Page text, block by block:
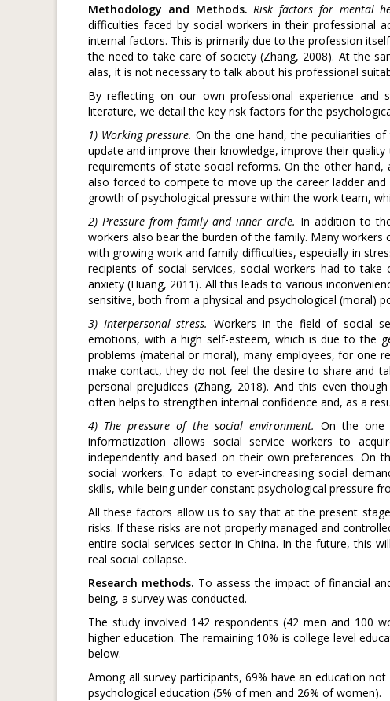
Methodology and Methods.Risk factors for mental
difficulties faced by social workers in their professional
internal factors. This is primarily due to the profession
the need to take care of society (Zhang, 2008). At the
alas, it is not necessary to talk about his professional
By reflecting on our own professional experience and
literature, we detail the key risk factors for the
1) Working pressure. On the one hand, the peculiarities
update and improve their knowledge, improve their
requirements of state social reforms. On the other
also forced to compete to move up the career ladder
growth of psychological pressure within the work team,
2) Pressure from family and inner circle. In addition to
workers also bear the burden of the family. Many
with growing work and family difficulties, especially in
recipients of social services, social workers had to
anxiety (Huang, 2011). All this leads to various
sensitive, both from a physical and psychological (moral)
3) Interpersonal stress. Workers in the field of social
emotions, with a high self-esteem, which is due to the
problems (material or moral), many employees, for one
make contact, they do not feel the desire to share and
personal prejudices (Zhang, 2018). And this even
often helps to strengthen internal confidence and, as a
4) The pressure of the social environment. On the one
informatization allows social service workers to
independently and based on their own preferences. On
social workers. To adapt to ever-increasing social
skills, while being under constant psychological pressure
All these factors allow us to say that at the present
risks. If these risks are not properly managed and
entire social services sector in China. In the future, this
real social collapse.
Research methods. To assess the impact of financial
being, a survey was conducted.
The study involved 142 respondents (42 men and 100
higher education. The remaining 10% is college level
below.
Among all survey participants, 69% have an education
psychological education (5% of men and 26% of women).